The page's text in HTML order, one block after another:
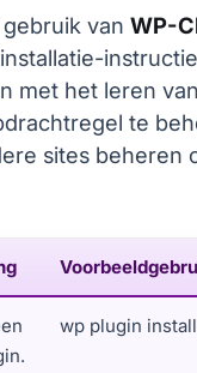
van WP-
met het leren
te
sites beheren
wp plugin